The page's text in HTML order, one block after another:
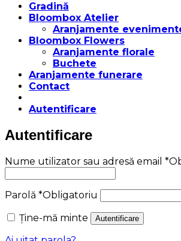
Gradină
Bloombox Atelier
Aranjamente
Bloombox Flowers
Aranjamente florale
Buchete
Aranjamente funerare
Contact
Autentificare
Autentificare
Nume utilizator sau adresă email *
Parolă *Obligatoriu
Ține-mă minte
Autentificare